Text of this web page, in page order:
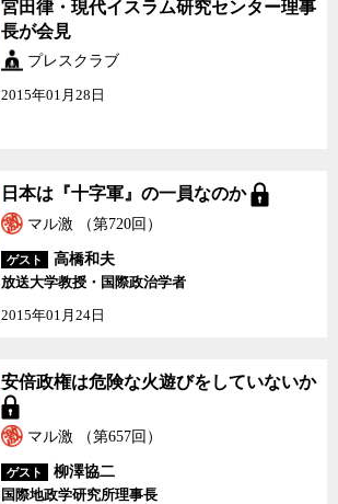
宮田律・現代イスラム研究センター理事
長が会見
プレスクラブ
2015年01月28日
日本は『十字軍』の一員なのか
マル激 （第720回）
ゲスト
高橋和夫
放送大学教授・国際政治学者
2015年01月24日
安倍政権は危険な火遊びをしていないか
マル激 （第657回）
ゲスト
柳澤協二
国際地政学研究所理事長